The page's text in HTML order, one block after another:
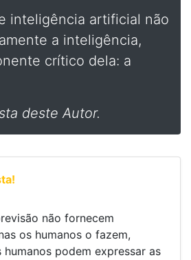
inteligência artificial não
a inteligência,
crítico dela: a
deste Autor.
não fornecem
os humanos o fazem,
humanos podem expressar as